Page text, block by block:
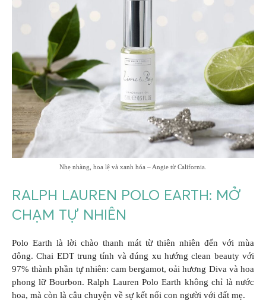
Nhẹ nhàng, hoa lệ và xanh hóa – Angie từ California.
RALPH LAUREN POLO EARTH: MỞ
CHẠM TỰ NHIÊN
Polo Earth là lời chào thanh mát từ thiên nhiên đến với mùa
đông. Chai EDT trung tính và đúng xu hướng clean beauty với
97% thành phần tự nhiên: cam bergamot, oải hương Diva và hoa
phong lữ Bourbon. Ralph Lauren Polo Earth không chỉ là nước
hoa, mà còn là câu chuyện về sự kết nối con người với đất mẹ.